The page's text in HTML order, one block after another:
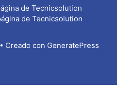
• Creado con GeneratePress